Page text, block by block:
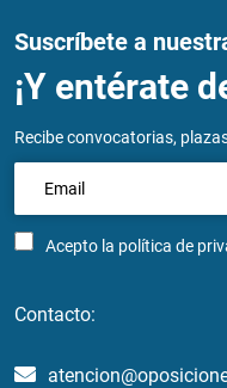
Suscríbete a
¡Y entérate
Recibe convocatorias,
Acepto la política de
Contacto: